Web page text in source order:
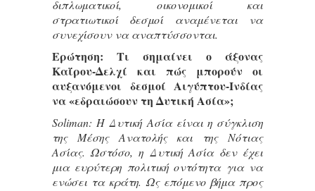
διπλωματικοί, οικονομικοί και
στρατιωτικοί δεσμοί αναμένεται να
συνεχίσουν να αναπτύσσονται.
Ερώτηση: Τι σημαίνει ο άξονας
Καΐρου-Δελχί και πώς μπορούν οι
αυξανόμενοι δεσμοί Αιγύπτου-Ινδίας
να «εδραιώσουν τη Δυτική Ασία»;
Soliman: Η Δυτική Ασία είναι η σύγκλιση
της Μέσης Ανατολής και της Νότιας
Ασίας. Ωστόσο, η Δυτική Ασία δεν έχει
μια ευρύτερη πολιτική οντότητα για να
ενώσει τα κράτη. Ως επόμενο βήμα προς